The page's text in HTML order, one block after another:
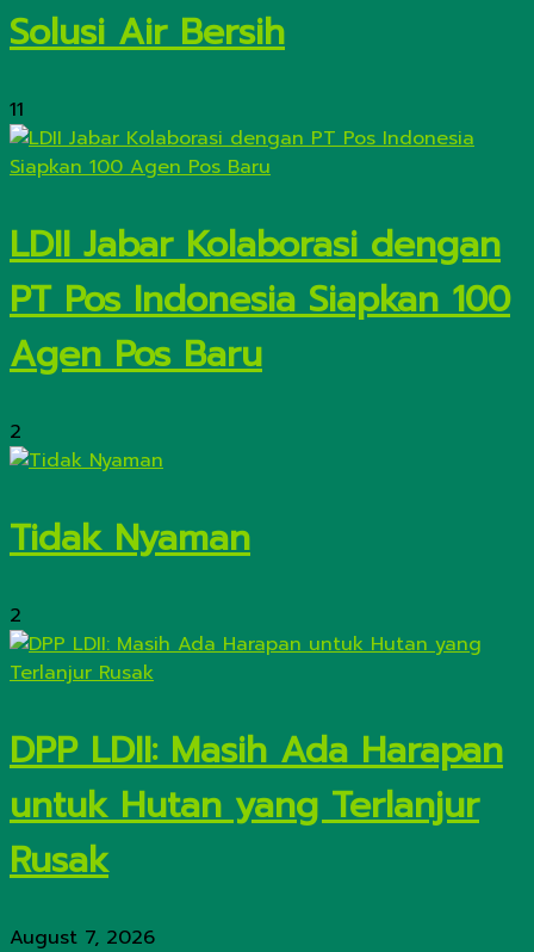
Solusi Air Bersih
11
LDII Jabar Kolaborasi dengan
PT Pos Indonesia Siapkan 100
Agen Pos Baru
2
Tidak Nyaman
2
DPP LDII: Masih Ada Harapan
untuk Hutan yang Terlanjur
Rusak
August 7, 2026